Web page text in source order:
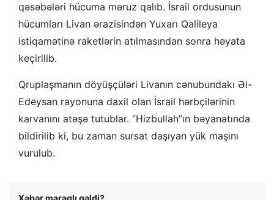
qəsəbələri hücuma məruz qalıb. İsrail ordusunun
hücumları Livan ərazisindən Yuxarı Qalileya
istiqamətinə raketlərin atılmasından sonra həyata
keçirilib.
Qruplaşmanın döyüşçüləri Livanın cənubundakı Əl-
Edeysan rayonuna daxil olan İsrail hərbçilərinin
karvanını atəşə tutublar. “Hizbullah”ın bəyanatında
bildirilib ki, bu zaman sursat daşıyan yük maşını
vurulub.
Xəbər maraqlı gəldi?